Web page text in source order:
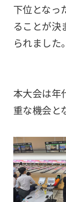
下位となっ
ることが決
られました。
本大会は年
重な機会と